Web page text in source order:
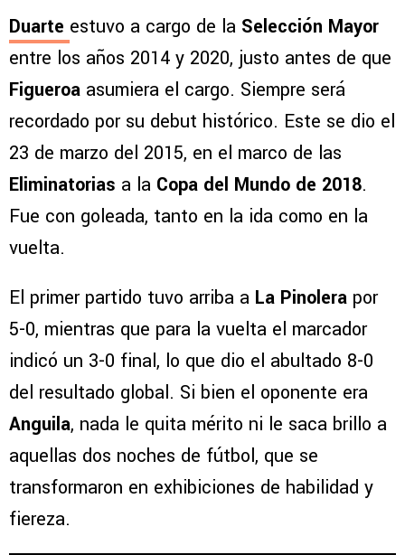
Duarte estuvo a cargo de la Selección Mayor
entre los años 2014 y 2020, justo antes de que
Figueroa asumiera el cargo. Siempre será
recordado por su debut histórico. Este se dio el
23 de marzo del 2015, en el marco de las
Eliminatorias a la Copa del Mundo de 2018.
Fue con goleada, tanto en la ida como en la
vuelta.
El primer partido tuvo arriba a La Pinolera por
5-0, mientras que para la vuelta el marcador
indicó un 3-0 final, lo que dio el abultado 8-0
del resultado global. Si bien el oponente era
Anguila, nada le quita mérito ni le saca brillo a
aquellas dos noches de fútbol, que se
transformaron en exhibiciones de habilidad y
fiereza.